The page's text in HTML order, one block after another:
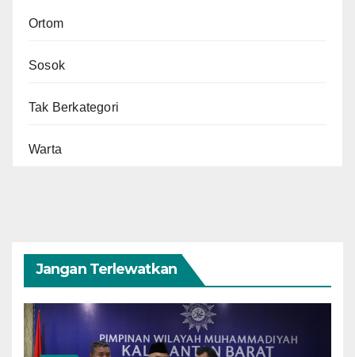
Ortom
Sosok
Tak Berkategori
Warta
Jangan Terlewatkan